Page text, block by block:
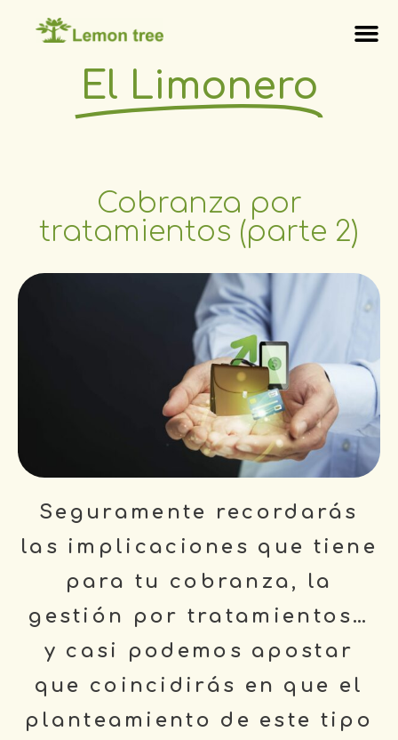
El Limonero
Cobranza por
tratamientos (parte 2)
Seguramente recordarás
las implicaciones que tiene
para tu cobranza, la
gestión por tratamientos…
y casi podemos apostar
que coincidirás en que el
planteamiento de este tipo